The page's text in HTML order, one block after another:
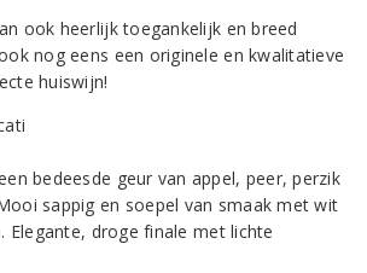
ook heerlijk toegankelijk en breed
nog eens een originele en kwalitatieve
huiswijn!
bedeesde geur van appel, peer, perzik
sappig en soepel van smaak met wit
Elegante, droge finale met lichte